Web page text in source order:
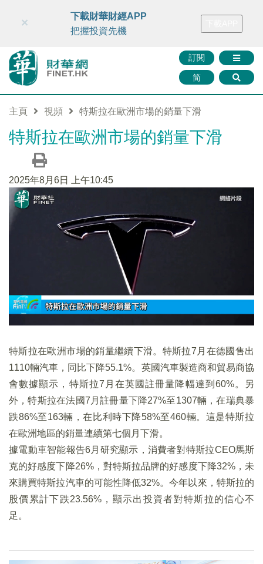
財華智庫網 FINTV FINMETA 財華證券 媒體矩陣
訂閱
简
×
下載財華財經APP
把握投資先機
主頁 視頻 特斯拉在歐洲市場的銷量下滑
特斯拉在歐洲市場的銷量下滑
2025年8月6日 上午10:45
特斯拉在歐洲市場的銷量繼續下滑。特斯拉7月在德國售出
1110輛汽車，同比下降55.1%。英國汽車製造商和貿易商協
會數據顯示，特斯拉7月在英國註冊量降幅達到60%。另
外，特斯拉在法國7月註冊量下降27%至1307輛，在瑞典暴
跌86%至163輛，在比利時下降58%至460輛。這是特斯拉
在歐洲地區的銷量連續第七個月下滑。
據電動車智能報告6月研究顯示，消費者對特斯拉CEO馬斯
克的好感度下降26%，對特斯拉品牌的好感度下降32%，未
來購買特斯拉汽車的可能性降低32%。今年以來，特斯拉的
股價累計下跌23.56%，顯示出投資者對特斯拉的信心不
足。